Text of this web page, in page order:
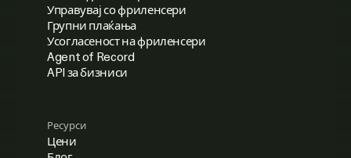
Управувај со фриленсери
Групни плаќања
Усогласеност на фриленсери
Agent of Record
API за бизниси
Ресурси
Цени